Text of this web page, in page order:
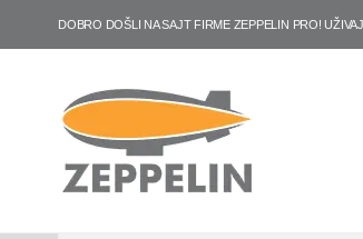
DOBRO DOŠLI NA SAJT FIRME ZEPPELIN PRO!